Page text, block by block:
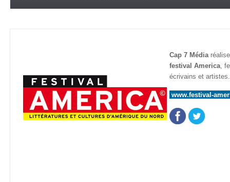
Cap 7 Médiaréalise
festival America,
écrivains et artistes.
www.festival-